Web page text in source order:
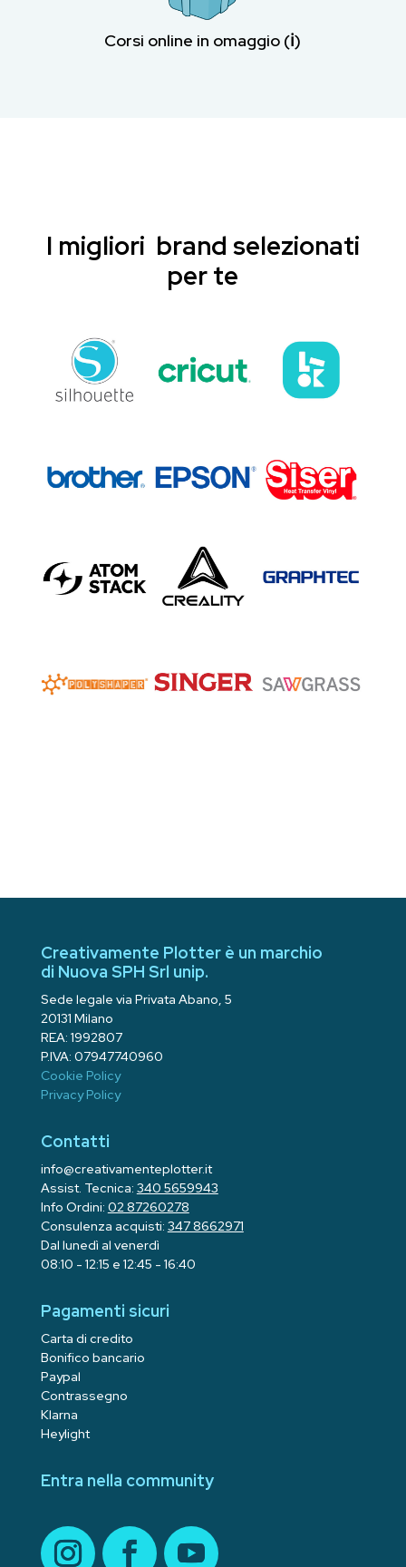
Corsi online in omaggio (ℹ︎)
I migliori brand selezionati
per te
Creativamente Plotter è un marchio
di Nuova SPH Srl unip.
Sede legale via Privata Abano, 5
20131 Milano
REA: 1992807
P.IVA: 07947740960
Cookie Policy
Privacy Policy
Contatti
info@creativamenteplotter.it
Assist. Tecnica: 340 5659943
Info Ordini: 02 87260278
Consulenza acquisti: 347 8662971
Dal lunedì al venerdì
08:10 - 12:15 e 12:45 - 16:40
Pagamenti sicuri
Carta di credito
Bonifico bancario
Paypal
Contrassegno
Klarna
Heylight
Entra nella community